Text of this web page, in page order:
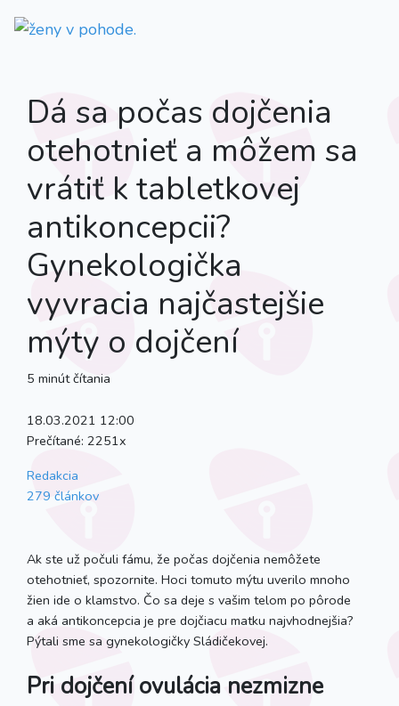
Dá sa počas dojčenia
otehotnieť a môžem sa
vrátiť k tabletkovej
antikoncepcii?
Gynekologička
vyvracia najčastejšie
mýty o dojčení
5 minút čítania
18.03.2021 12:00
Prečítané: 2251x
Redakcia
279 článkov
Ak ste už počuli fámu, že počas dojčenia nemôžete
otehotnieť, spozornite. Hoci tomuto mýtu uverilo mnoho
žien ide o klamstvo. Čo sa deje s vašim telom po pôrode
a aká antikoncepcia je pre dojčiacu matku najvhodnejšia?
Pýtali sme sa gynekologičky Sládičekovej.
Pri dojčení ovulácia nezmizne